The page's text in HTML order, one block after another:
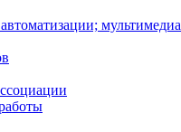
мультимедиа